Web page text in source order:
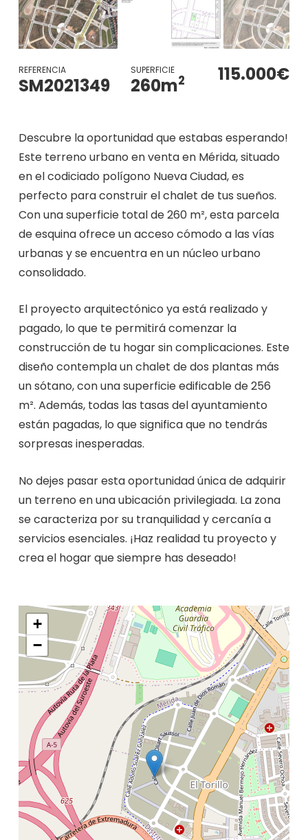
115.000€
REFERENCIA
SM2021349
SUPERFICIE
260m2
Descubre la oportunidad que estabas esperando!
Este terreno urbano en venta en Mérida, situado
en el codiciado polígono Nueva Ciudad, es
perfecto para construir el chalet de tus sueños.
Con una superficie total de 260 m², esta parcela
de esquina ofrece un acceso cómodo a las vías
urbanas y se encuentra en un núcleo urbano
consolidado.
El proyecto arquitectónico ya está realizado y
pagado, lo que te permitirá comenzar la
construcción de tu hogar sin complicaciones. Este
diseño contempla un chalet de dos plantas más
un sótano, con una superficie edificable de 256
m². Además, todas las tasas del ayuntamiento
están pagadas, lo que significa que no tendrás
sorpresas inesperadas.
No dejes pasar esta oportunidad única de adquirir
un terreno en una ubicación privilegiada. La zona
se caracteriza por su tranquilidad y cercanía a
servicios esenciales. ¡Haz realidad tu proyecto y
crea el hogar que siempre has deseado!
+
−